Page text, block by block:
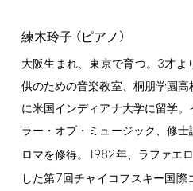
練木玲子 (ピアノ )
大阪生まれ、東京で育つ。 3才よ
供のための音楽教室、桐朋学園
に米国インディアナ大学に留学
ラー・オブ・ミュージック、修
ロマを修得。 1982年、ラファエ
した第7回チャイコフスキー国